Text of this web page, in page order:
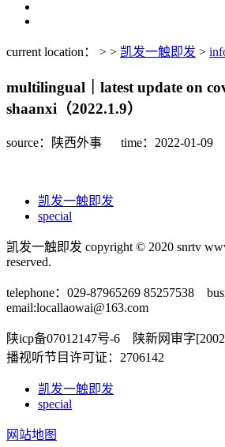
current location： > > 凯发一触即发 >
multilingual｜latest update on
shaanxi（2022.1.9）
source：陕西外事 time：2022-01-09
凯发一触即发
special
凯发一触即发 copyright © 2020 snrtv
reserved.
telephone：029-87965269 85257538
email:locallaowai@163.com
陕icp备07012147号-6 陕新网审字
播视听节目许可证：2706142
凯发一触即发
special
网站地图